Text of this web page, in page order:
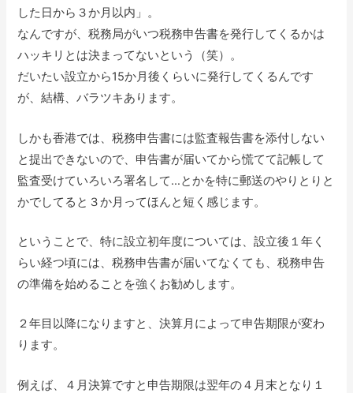
した日から３か月以内」。
なんですが、税務局がいつ税務申告書を発行してくるかは
ハッキリとは決まってないという（笑）。
だいたい設立から15か月後くらいに発行してくるんです
が、結構、バラツキあります。
しかも香港では、税務申告書には監査報告書を添付しない
と提出できないので、申告書が届いてから慌てて記帳して
監査受けていろいろ署名して…とかを特に郵送のやりとりと
かでしてると３か月ってほんと短く感じます。
ということで、特に設立初年度については、設立後１年く
らい経つ頃には、税務申告書が届いてなくても、税務申告
の準備を始めることを強くお勧めします。
２年目以降になりますと、決算月によって申告期限が変わ
ります。
例えば、４月決算ですと申告期限は翌年の４月末となり１